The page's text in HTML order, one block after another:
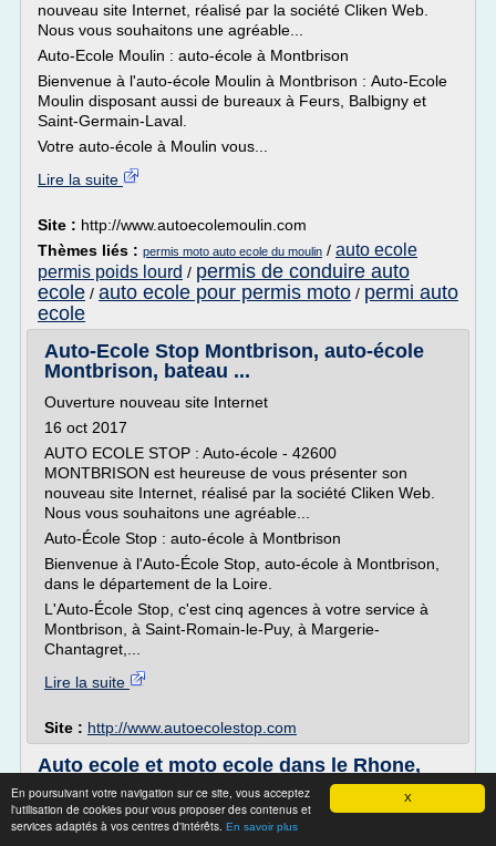
X
En poursuivant votre navigation sur ce site, vous acceptez
l'utilisation de cookies pour vous proposer des contenus et
services adaptés à vos centres d'intérêts. En savoir plus
nouveau site Internet, réalisé par la société Cliken Web.
Nous vous souhaitons une agréable...
Auto-Ecole Moulin : auto-école à Montbrison
Bienvenue à l'auto-école Moulin à Montbrison : Auto-Ecole
Moulin disposant aussi de bureaux à Feurs, Balbigny et
Saint-Germain-Laval.
Votre auto-école à Moulin vous...
Lire la suite
Site : http://www.autoecolemoulin.com
Thèmes liés : permis moto auto ecole du moulin / auto ecole
permis poids lourd / permis de conduire auto
ecole / auto ecole pour permis moto / permi auto
ecole
Auto-Ecole Stop Montbrison, auto-école
Montbrison, bateau ...
Ouverture nouveau site Internet
16 oct 2017
AUTO ECOLE STOP : Auto-école - 42600
MONTBRISON est heureuse de vous présenter son
nouveau site Internet, réalisé par la société Cliken Web.
Nous vous souhaitons une agréable...
Auto-École Stop : auto-école à Montbrison
Bienvenue à l'Auto-École Stop, auto-école à Montbrison,
dans le département de la Loire.
L'Auto-École Stop, c'est cinq agences à votre service à
Montbrison, à Saint-Romain-le-Puy, à Margerie-
Chantagret,...
Lire la suite
Site : http://www.autoecolestop.com
Auto ecole et moto ecole dans le Rhone,
permis 1 euro à ...
Auto école et Moto école dans le Rhône